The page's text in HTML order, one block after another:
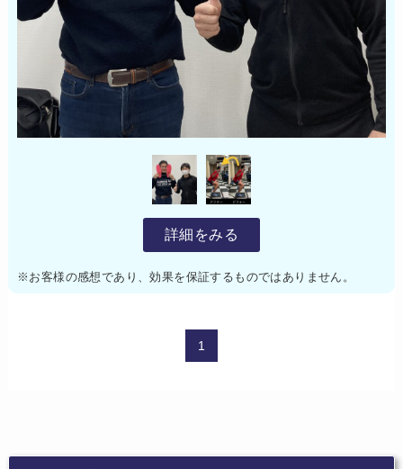
詳細をみる
※お客様の感想であり、効果を保証するものではありません。
1